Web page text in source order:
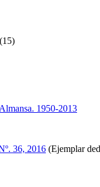
(15)
1950-2013
36, 2016 (Ejemplar